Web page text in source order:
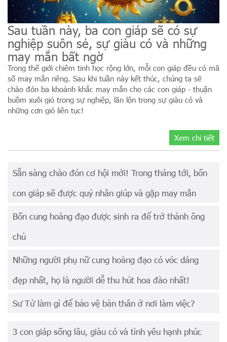
Sau tuần này, ba con giáp sẽ có sự
nghiệp suôn sẻ, sự giàu có và những
may mắn bất ngờ
Trong thế giới chiêm tinh học rộng lớn, mỗi con giáp đều có mã
số may mắn riêng. Sau khi tuần này kết thúc, chúng ta sẽ
chào đón ba khoảnh khắc may mắn cho các con giáp - thuận
buồm xuôi gió trong sự nghiệp, lăn lộn trong sự giàu có và
những cơn gió liên tục!
Xem chi tiết
Sẵn sàng chào đón cơ hội mới! Trong tháng tới, bốn
con giáp sẽ được quý nhân giúp và gặp may mắn
Bốn cung hoàng đạo được sinh ra để trở thành ông
chủ
Những người phụ nữ cung hoàng đạo có vóc dáng
đẹp nhất, họ là người dễ thu hút hoa đào nhất!
Sư Tử làm gì để bảo vệ bản thân ở nơi làm việc?
3 con giáp sống lâu, giàu có và tình yêu hạnh phúc